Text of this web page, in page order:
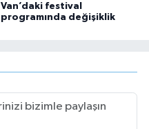
Van’daki festival
programında değişiklik